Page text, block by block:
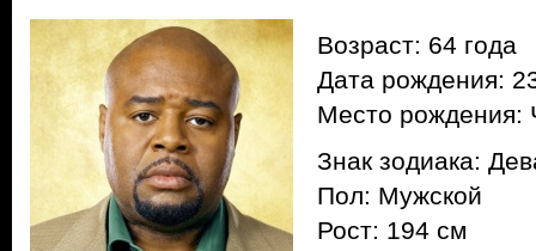
Возраст: 64 года
Дата рождения:
Место рождения:
Знак зодиака:
Пол: Мужской
Рост: 194 см